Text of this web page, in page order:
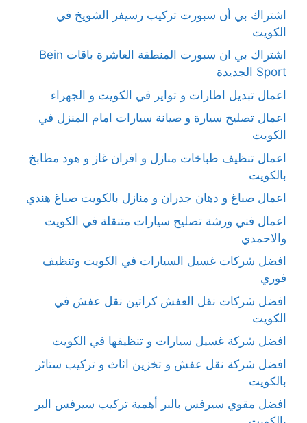
اشتراك بي أن سبورت تركيب رسيفر الشويخ في
الكويت
اشتراك بي ان سبورت المنطقة العاشرة باقات Bein
Sport الجديدة
اعمال تبديل اطارات و تواير في الكويت و الجهراء
اعمال تصليح سيارة و صيانة سيارات امام المنزل في
الكويت
اعمال تنظيف طباخات منازل و افران غاز و هود مطابخ
بالكويت
اعمال صباغ و دهان جدران و منازل بالكويت صباغ هندي
اعمال فني ورشة تصليح سيارات متنقلة في الكويت
والاحمدي
افضل شركات غسيل السيارات في الكويت وتنظيف
فوري
افضل شركات نقل العفش كراتين نقل عفش في
الكويت
افضل شركة غسيل سيارات و تنظيفها في الكويت
افضل شركة نقل عفش و تخزين اثاث و تركيب ستائر
بالكويت
افضل مقوي سيرفس بالبر أهمية تركيب سيرفس البر